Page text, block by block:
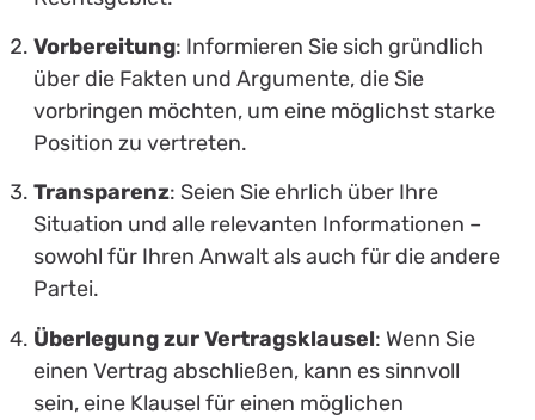
Vorbereitung: Informieren Sie sich gründlich
über die Fakten und Argumente, die Sie
vorbringen möchten, um eine möglichst starke
Position zu vertreten.
Transparenz: Seien Sie ehrlich über Ihre
Situation und alle relevanten Informationen –
sowohl für Ihren Anwalt als auch für die andere
Partei.
Überlegung zur Vertragsklausel: Wenn Sie
einen Vertrag abschließen, kann es sinnvoll
sein, eine Klausel für einen möglichen